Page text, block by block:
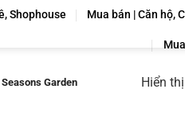
Shophouse Mua bán | Căn hộ,
Garden Hiển